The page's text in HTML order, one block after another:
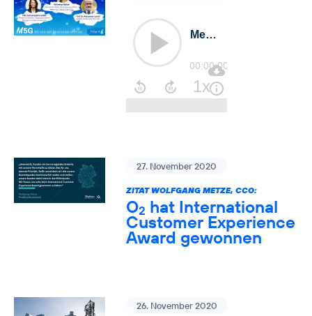
27. November 2020
ZITAT WOLFGANG METZE, CCO:
O2 hat International
Customer Experience
Award gewonnen
26. November 2020